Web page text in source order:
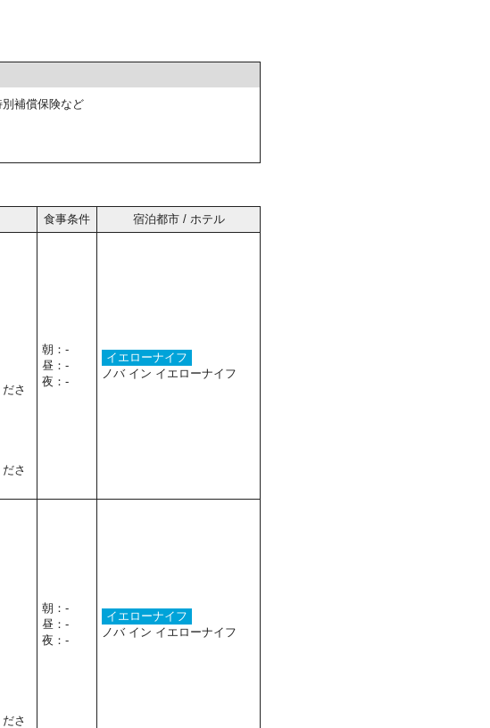
補償保険など
食事条件
宿泊都市 / ホテル
さ
さ
朝：-
昼：-
夜：-
イエローナイフ
ノバ イン イエローナイフ
さ
朝：-
昼：-
夜：-
イエローナイフ
ノバ イン イエローナイフ